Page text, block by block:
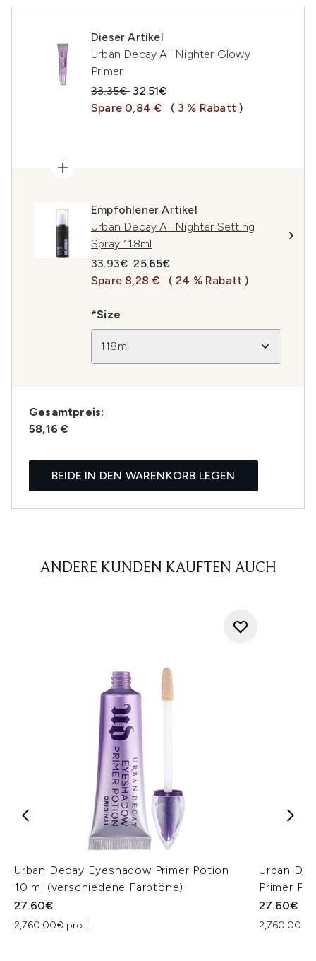
Dieser Artikel
Urban Decay All Nighter Glowy
Primer
Unverbindliche Preisempfehlung:
33.35€ Aktueller Preis:
32.51€
Spare 0,84 €
( 3 % Rabatt )
Empfohlener Artikel
Urban Decay All Nighter Setting
Spray 118ml
Unverbindliche Preisempfehlung:
33.93€Aktueller Preis:
25.65€
Spare 8,28 €
( 24 % Rabatt )
*Size
118ml
Gesamtpreis:
58,16 €
BEIDE IN DEN WARENKORB LEGEN
ANDERE KUNDEN KAUFTEN AUCH
Urban Decay Eyeshadow Primer Potion
10 ml (verschiedene Farbtöne)
27.60€
2,760.00€ pro L
Urban
Primer
27.60€
2,760.00€